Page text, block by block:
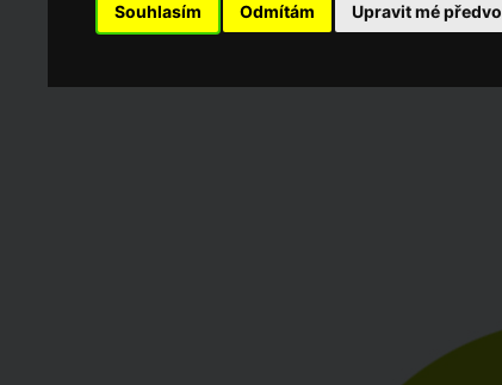
Souhlasím Odmítám Upravit mé
Dny otevřených dveří ZŠ